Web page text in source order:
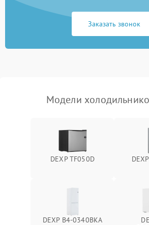
Сбой в работе инвертора
работе
2000 ₽
Заказать звонок
Модели
DEXP TF050D
DEXP B4-0340BKA